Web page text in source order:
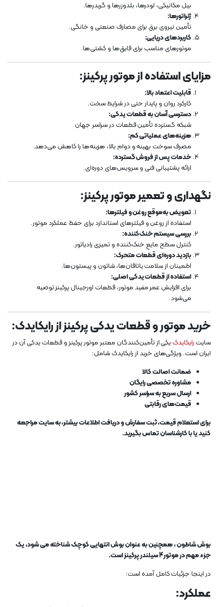
بیل مکانیکی، لودرها، بلدوزرها و گریدرها.
ژنراتورها:
تأمین نیروی برق برای مصارف صنعتی و خانگی.
کاربردهای دریایی:
موتورهای مناسب برای قایق‌ها و کشتی‌ها.
مزایای استفاده از موتور پرکینز:
قابلیت اعتماد بالا:
کارکرد روان و پایدار حتی در شرایط سخت.
دسترسی آسان به قطعات یدکی:
شبکه گسترده تأمین قطعات در سراسر جهان.
هزینه‌های عملیاتی کم:
مصرف سوخت بهینه و دوام بالا، هزینه‌ها را کاهش می‌دهد.
خدمات پس از فروش گسترده:
ارائه پشتیبانی فنی و سرویس‌های دوره‌ای.
نگهداری و تعمیر موتور پرکینز:
تعویض به‌موقع روغن و فیلترها:
استفاده از روغن و فیلترهای استاندارد برای حفظ عملکرد موتور.
بررسی سیستم خنک‌کننده:
کنترل سطح مایع خنک‌کننده و تمیزی رادیاتور.
بازدید دوره‌ای قطعات متحرک:
اطمینان از سلامت یاتاقان‌ها، شاتون و پیستون‌ها.
استفاده از قطعات یدکی اصلی:
برای افزایش عمر مفید موتور، قطعات اورجینال پرکینز توصیه
می‌شود.
خرید موتور و قطعات یدکی پرکینز از رایکایدک:
سایترایکایدکیکی از تأمین‌کنندگان معتبر موتور پرکینز و قطعات یدکی آن در
ایران است. ویژگی‌های خرید از رایکایدک شامل:
ضمانت اصالت کالا
مشاوره تخصصی رایگان
ارسال سریع به سراسر کشور
قیمت‌های رقابتی
برای استعلام قیمت، ثبت سفارش و دریافت اطلاعات بیشتر، به سایت مراجعه
کنید یا با کارشناسان تماس بگیرید.
بوش شاطون ، همچنین به عنوان بوش انتهایی کوچک شناخته می شود، یک
جزء مهم در موتور 4 سیلندر پرکینز است.
در اینجا جزئیات کامل آمده است:
عملکرد: